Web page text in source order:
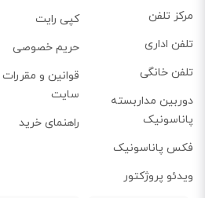
مناسب برای استفاده طولانی مدت
مرکز تلفن
تلفن اداری
تلفن خانگی
دوربین مداربسته
پاناسونیک
فکس پاناسونیک
ویدئو پروژکتور
کپی رایت
حریم خصوصی
قوانین و مقررات
سایت
راهنمای خرید